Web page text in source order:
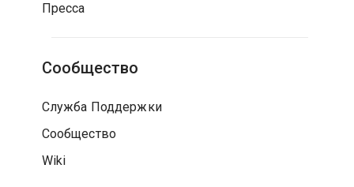
Пресса
Сообщество
Служба Поддержки
Сообщество
Wiki